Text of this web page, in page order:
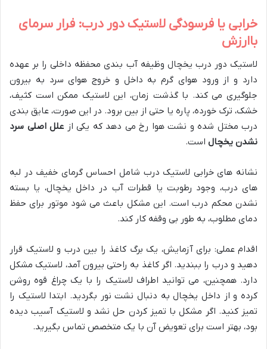
خرابی یا فرسودگی لاستیک دور درب: فرار سرمای
باارزش
لاستیک دور درب یخچال وظیفه آب بندی محفظه داخلی را بر عهده
دارد و از ورود هوای گرم به داخل و خروج هوای سرد به بیرون
جلوگیری می کند. با گذشت زمان، این لاستیک ممکن است کثیف،
خشک، ترک خورده، پاره یا حتی از بین برود. در این صورت، عایق بندی
درب مختل شده و نشت هوا رخ می دهد که یکی از علل اصلی سرد
نشدن یخچال است.
نشانه های خرابی لاستیک درب شامل احساس گرمای خفیف در لبه
های درب، وجود رطوبت یا قطرات آب در داخل یخچال، یا بسته
نشدن محکم درب است. این مشکل باعث می شود موتور برای حفظ
دمای مطلوب، به طور بی وقفه کار کند.
اقدام عملی: برای آزمایش، یک برگ کاغذ را بین درب و لاستیک قرار
دهید و درب را ببندید. اگر کاغذ به راحتی بیرون آمد، لاستیک مشکل
دارد. همچنین، می توانید اطراف لاستیک را با یک چراغ قوه روشن
کرده و از داخل یخچال به دنبال نشت نور بگردید. ابتدا لاستیک را
تمیز کنید. اگر مشکل با تمیز کردن حل نشد و لاستیک آسیب دیده
بود، بهتر است برای تعویض آن با یک متخصص تماس بگیرید.